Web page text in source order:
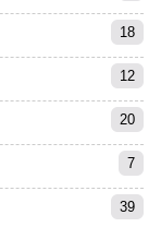
18
12
20
7
39